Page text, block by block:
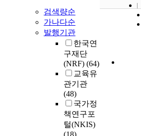
검색량순
가나다순
발행기관
한국연
구재단
(NRF) (64)
교육유
관기관
(48)
국가정
책연구포
털(NKIS)